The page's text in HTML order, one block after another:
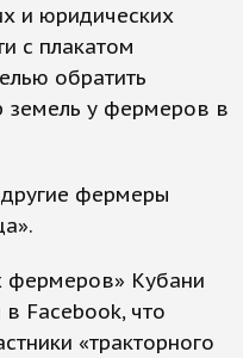
и юридических
с плакатом
обратить
земель у фермеров в
фермеры
фермеров» Кубани
Facebook, что
«тракторного